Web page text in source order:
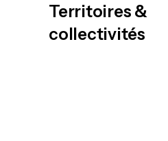
Territoires &
collectivités